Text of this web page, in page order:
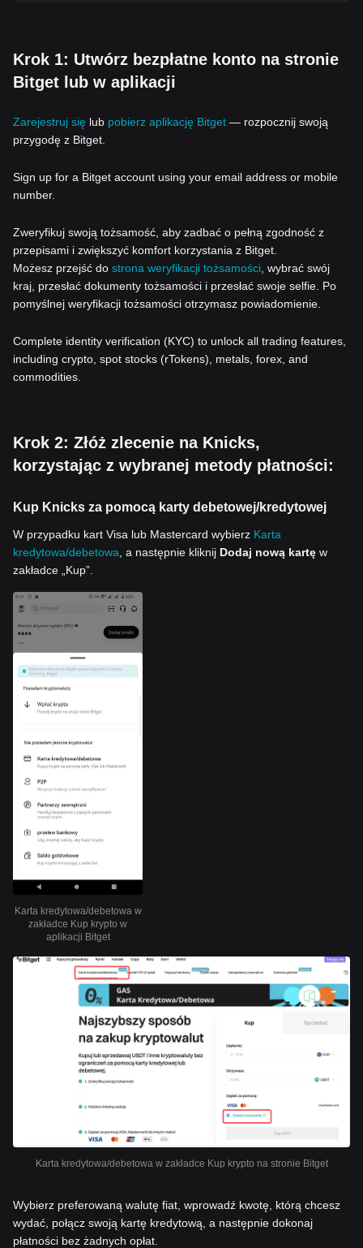
Krok 1: Utwórz bezpłatne konto na stronie
Bitget lub w aplikacji
Zarejestruj się lub pobierz aplikację Bitget — rozpocznij swoją
przygodę z Bitget.
Sign up for a Bitget account using your email address or mobile
number.
Zweryfikuj swoją tożsamość, aby zadbać o pełną zgodność z
przepisami i zwiększyć komfort korzystania z Bitget.
Możesz przejść do strona weryfikacji tożsamości , wybrać swój
kraj, przesłać dokumenty tożsamości i przesłać swoje selfie. Po
pomyślnej weryfikacji tożsamości otrzymasz powiadomienie.
Complete identity verification (KYC) to unlock all trading features,
including crypto, spot stocks (rTokens), metals, forex, and
commodities.
Krok 2: Złóż zlecenie na Knicks,
korzystając z wybranej metody płatności:
Kup Knicks za pomocą karty debetowej/kredytowej
W przypadku kart Visa lub Mastercard wybierz Karta
kredytowa/debetowa , a następnie kliknij Dodaj nową kartę w
zakładce „Kup”.
Karta kredytowa/debetowa w
zakładce Kup krypto w
aplikacji Bitget
Karta kredytowa/debetowa w zakładce Kup krypto na stronie Bitget
Wybierz preferowaną walutę fiat, wprowadź kwotę, którą chcesz
wydać, połącz swoją kartę kredytową, a następnie dokonaj
płatności bez żadnych opłat.